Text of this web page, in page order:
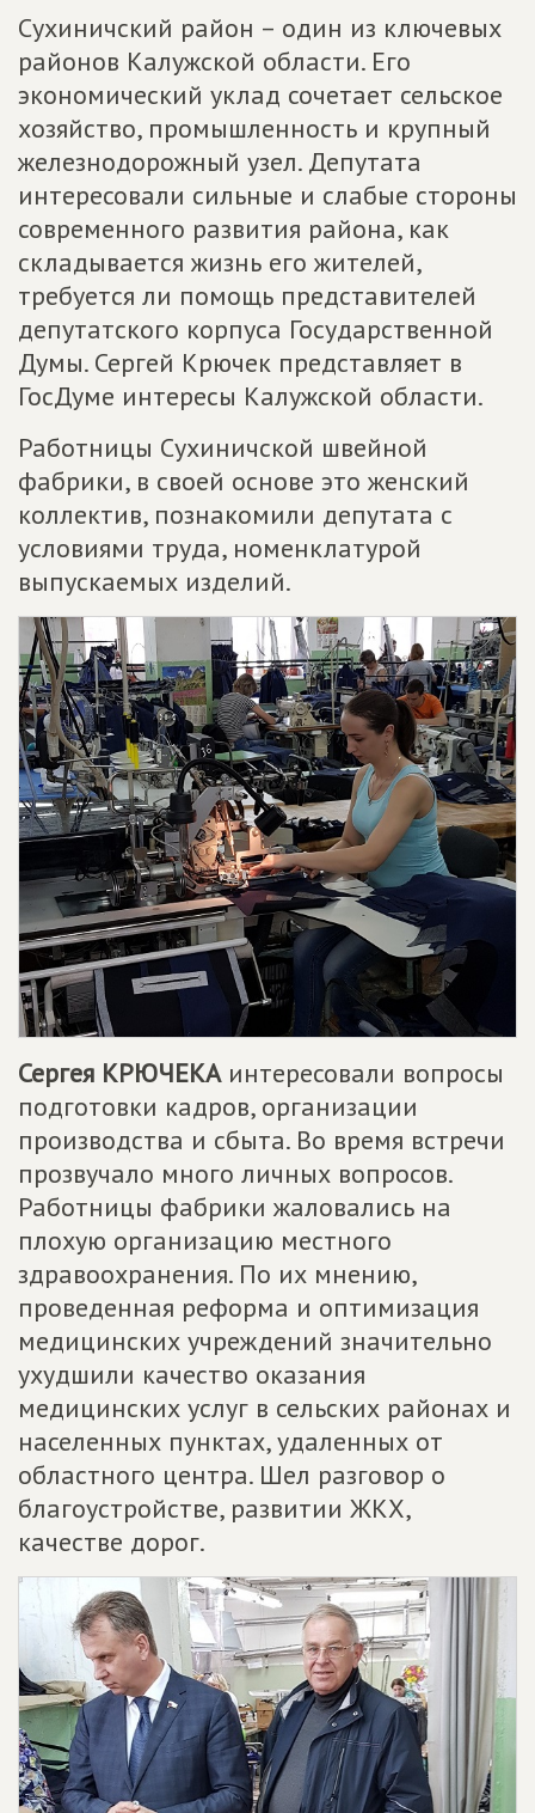
Сухиничский район – один из ключевых
районов Калужской области. Его
экономический уклад сочетает сельское
хозяйство, промышленность и крупный
железнодорожный узел. Депутата
интересовали сильные и слабые стороны
современного развития района, как
складывается жизнь его жителей,
требуется ли помощь представителей
депутатского корпуса Государственной
Думы. Сергей Крючек представляет в
ГосДуме интересы Калужской области.
Работницы Сухиничской швейной
фабрики, в своей основе это женский
коллектив, познакомили депутата с
условиями труда, номенклатурой
выпускаемых изделий.
Сергея КРЮЧЕКА интересовали вопросы
подготовки кадров, организации
производства и сбыта. Во время встречи
прозвучало много личных вопросов.
Работницы фабрики жаловались на
плохую организацию местного
здравоохранения. По их мнению,
проведенная реформа и оптимизация
медицинских учреждений значительно
ухудшили качество оказания
медицинских услуг в сельских районах и
населенных пунктах, удаленных от
областного центра. Шел разговор о
благоустройстве, развитии ЖКХ,
качестве дорог.